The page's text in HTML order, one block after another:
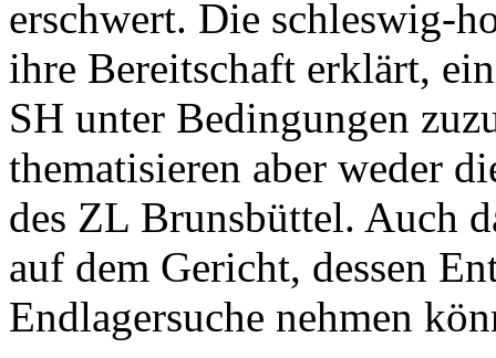
erschwert. Die schleswig-
ihre Bereitschaft erklärt,
SH unter Bedingungen
thematisieren aber weder
des ZL Brunsbüttel. Auch
auf dem Gericht, dessen
Endlagersuche nehmen